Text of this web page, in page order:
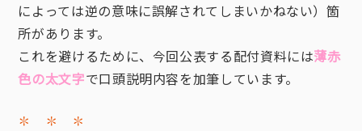
によっては逆の意味に誤解されてしまいかねない）箇
所があります。
これを避けるために、今回公表する配付資料には薄赤
色の太文字で口頭説明内容を加筆しています。
✽ ✽ ✽